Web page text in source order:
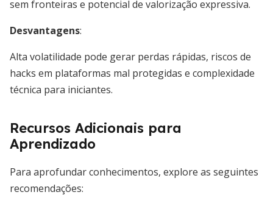
sem fronteiras e potencial de valorização expressiva.
Desvantagens:
Alta volatilidade pode gerar perdas rápidas, riscos de
hacks em plataformas mal protegidas e complexidade
técnica para iniciantes.
Recursos Adicionais para
Aprendizado
Para aprofundar conhecimentos, explore as seguintes
recomendações: